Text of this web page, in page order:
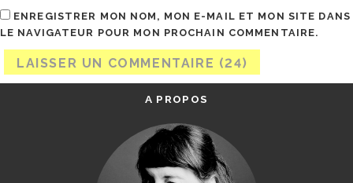
ENREGISTRER MON NOM, MON E-MAIL ET MON SITE DANS
LE NAVIGATEUR POUR MON PROCHAIN COMMENTAIRE.
A PROPOS